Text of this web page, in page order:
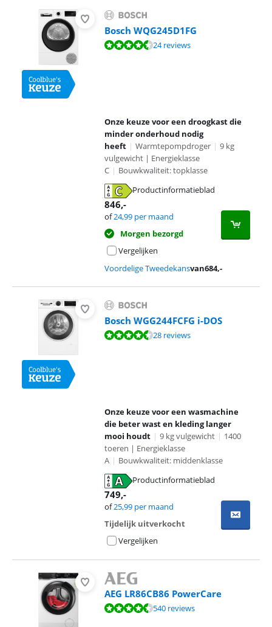
Bosch WQG245D1FG
Beoordeling is 9,0 van de 10, gebaseerd op 24 reviews.
24 reviews
Onze keuze voor een droogkast die
minder onderhoud nodig
heeft | Warmtepompdroger | 9 kg
vulgewicht | Energieklasse
C | Bouwkwaliteit: topklasse
Productinformatieblad
846,-
of24,99 per maand
Morgen bezorgd
Vergelijken
Voordelige Tweedekansvan684,-
Bosch WGG244FCFG i-DOS
Beoordeling is 8,8 van de 10, gebaseerd op 28 reviews.
28 reviews
Onze keuze voor een wasmachine
die beter wast en kleding langer
mooi houdt | 9 kg vulgewicht | 1400
toeren | Energieklasse
A | Bouwkwaliteit: middenklasse
Productinformatieblad
749,-
of25,99 per maand
Tijdelijk uitverkocht
Vergelijken
AEG LR86CB86 PowerCare
Beoordeling is 8,9 van de 10, gebaseerd op 540 reviews.
540 reviews